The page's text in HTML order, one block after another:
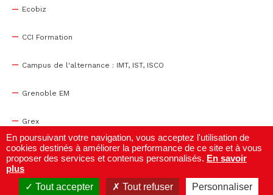
Ecobiz
CCI Formation
Campus de l'alternance : IMT, IST, ISCO
Grenoble EM
Grex
WTC Grenoble
Centre de congrès
En poursuivant votre navigation, vous acceptez l'utilisation de
cookies destinés à améliorer la performance de ce site et à vous
proposer des services et contenus personnalisés. En savoir
plus
Tout accepter
Tout refuser Personnaliser